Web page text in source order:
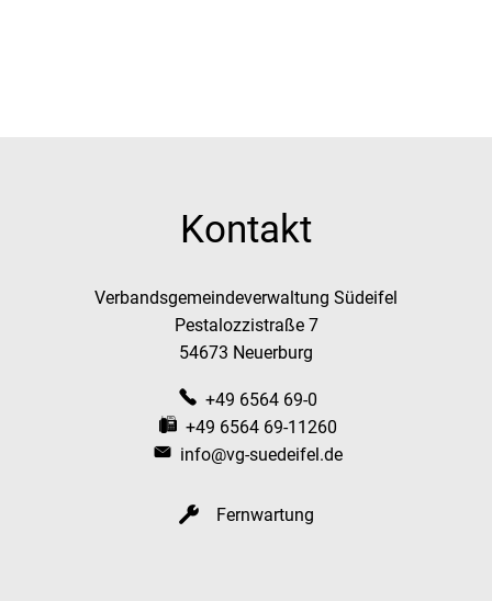
Kontakt
Verbandsgemeindeverwaltung Südeifel
Pestalozzistraße 7
54673 Neuerburg
+49 6564 69-0
+49 6564 69-11260
info@vg-suedeifel.de
Fernwartung